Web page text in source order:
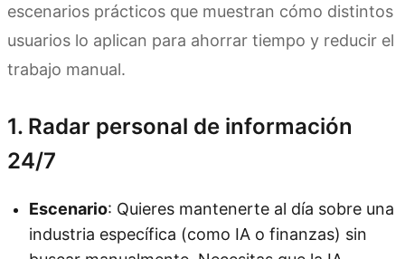
escenarios prácticos que muestran cómo distintos
usuarios lo aplican para ahorrar tiempo y reducir el
trabajo manual.
1. Radar personal de información
24/7
Escenario: Quieres mantenerte al día sobre una
industria específica (como IA o finanzas) sin